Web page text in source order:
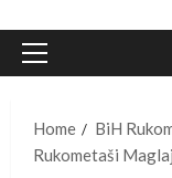
Primary
Home
BiH
Rukometaši